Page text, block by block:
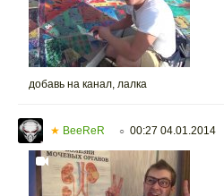
добавь на канал, лалка
★ BeeReR ○ 00:27 04.01.2014